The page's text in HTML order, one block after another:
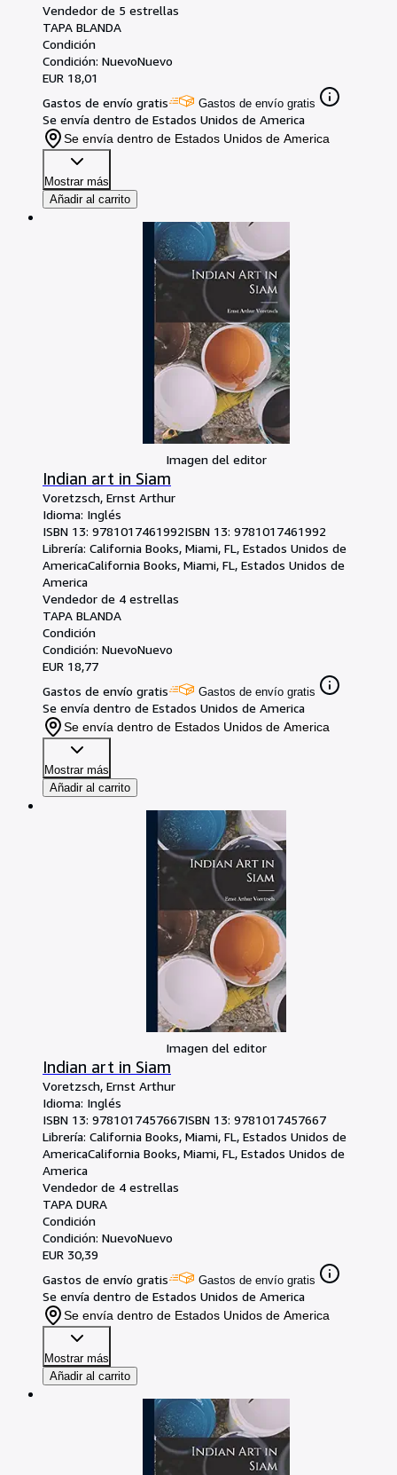
Vendedor de 5 estrellas
TAPA BLANDA
Condición
Condición: NuevoNuevo
EUR 18,01
Gastos de envío gratis
Gastos de envío gratis
Se envía dentro de Estados Unidos de America
Se envía dentro de Estados Unidos de America
Mostrar más
Añadir al carrito
Imagen del editor
Indian art in Siam
Voretzsch, Ernst Arthur
Idioma: Inglés
ISBN 13: 9781017461992ISBN 13: 9781017461992
Librería: California Books, Miami, FL, Estados Unidos de
AmericaCalifornia Books, Miami, FL, Estados Unidos de
America
Vendedor de 4 estrellas
TAPA BLANDA
Condición
Condición: NuevoNuevo
EUR 18,77
Gastos de envío gratis
Gastos de envío gratis
Se envía dentro de Estados Unidos de America
Se envía dentro de Estados Unidos de America
Mostrar más
Añadir al carrito
Imagen del editor
Indian art in Siam
Voretzsch, Ernst Arthur
Idioma: Inglés
ISBN 13: 9781017457667ISBN 13: 9781017457667
Librería: California Books, Miami, FL, Estados Unidos de
AmericaCalifornia Books, Miami, FL, Estados Unidos de
America
Vendedor de 4 estrellas
TAPA DURA
Condición
Condición: NuevoNuevo
EUR 30,39
Gastos de envío gratis
Gastos de envío gratis
Se envía dentro de Estados Unidos de America
Se envía dentro de Estados Unidos de America
Mostrar más
Añadir al carrito